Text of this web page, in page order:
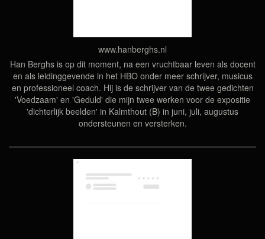
www.hanberghs.nl
Han Berghs is op dit moment, na een vruchtbaar leven als docent
en als leidinggevende in het HBO onder meer schrijver, musicus
en professioneel coach. Hij is de schrijver van de twee gedichten
'Voedzaam' en 'Geduld' die mijn twee werken voor de expositie
'dichterlijk beelden' in Kalmthout (B) in juni, juli, augustus
ondersteunen en versterken.